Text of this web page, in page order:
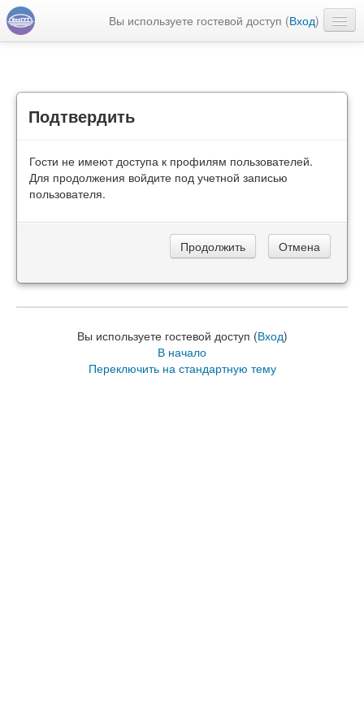
Вы используете гостевой доступ (Вход)
Подтвердить
Гости не имеют доступа к профилям пользователей.
Для продолжения войдите под учетной записью
пользователя.
Вы используете гостевой доступ (Вход)
В начало
Переключить на стандартную тему